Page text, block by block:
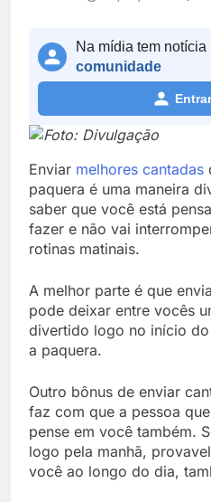
Na mídia tem
comunidade
Foto: Divulgação
Enviar melhores cantadas
paquera é uma maneira
saber que você está
fazer e não vai
rotinas matinais.
A melhor parte é que
pode deixar entre vocês
divertido logo no início
a paquera.
Outro bônus de enviar
faz com que a pessoa
pense em você também.
logo pela manhã,
você ao longo do dia,